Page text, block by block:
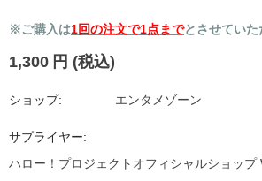
※ご購入は1回の注文で1点までとさせていた
1,300 円 (税込)
ショップ: エンタメゾーン
サプライヤー:
ハロー！プロジェクトオフィシャルショップ